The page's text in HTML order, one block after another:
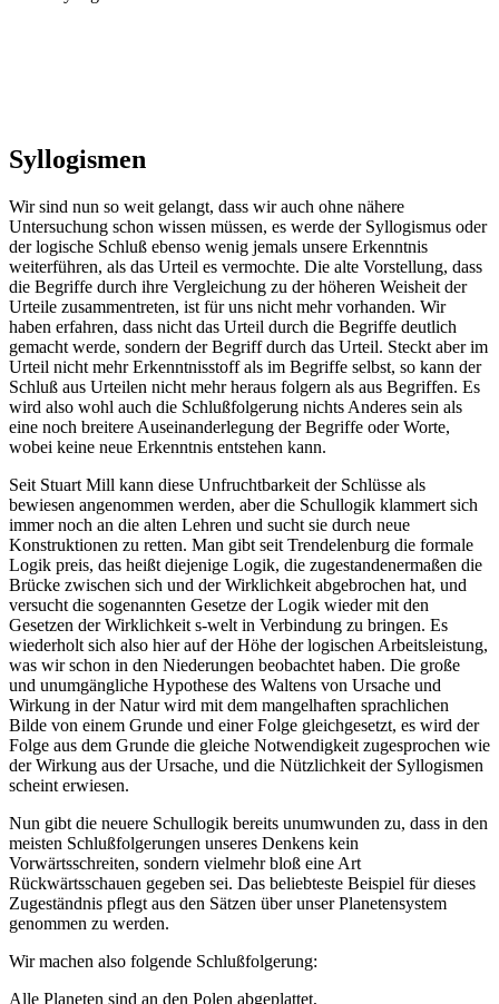
Syllogismen
Wir sind nun so weit gelangt, dass wir auch ohne nähere
Untersuchung schon wissen müssen, es werde der Syllogismus oder
der logische Schluß ebenso wenig jemals unsere Erkenntnis
weiterführen, als das Urteil es vermochte. Die alte Vorstellung, dass
die Begriffe durch ihre Vergleichung zu der höheren Weisheit der
Urteile zusammentreten, ist für uns nicht mehr vorhanden. Wir
haben erfahren, dass nicht das Urteil durch die Begriffe deutlich
gemacht werde, sondern der Begriff durch das Urteil. Steckt aber im
Urteil nicht mehr Erkenntnisstoff als im Begriffe selbst, so kann der
Schluß aus Urteilen nicht mehr heraus folgern als aus Begriffen. Es
wird also wohl auch die Schlußfolgerung nichts Anderes sein als
eine noch breitere Auseinanderlegung der Begriffe oder Worte,
wobei keine neue Erkenntnis entstehen kann.
Seit Stuart Mill kann diese Unfruchtbarkeit der Schlüsse als
bewiesen angenommen werden, aber die Schullogik klammert sich
immer noch an die alten Lehren und sucht sie durch neue
Konstruktionen zu retten. Man gibt seit Trendelenburg die formale
Logik preis, das heißt diejenige Logik, die zugestandenermaßen die
Brücke zwischen sich und der Wirklichkeit abgebrochen hat, und
versucht die sogenannten Gesetze der Logik wieder mit den
Gesetzen der Wirklichkeit s-welt in Verbindung zu bringen. Es
wiederholt sich also hier auf der Höhe der logischen Arbeitsleistung,
was wir schon in den Niederungen beobachtet haben. Die große
und unumgängliche Hypothese des Waltens von Ursache und
Wirkung in der Natur wird mit dem mangelhaften sprachlichen
Bilde von einem Grunde und einer Folge gleichgesetzt, es wird der
Folge aus dem Grunde die gleiche Notwendigkeit zugesprochen wie
der Wirkung aus der Ursache, und die Nützlichkeit der Syllogismen
scheint erwiesen.
Nun gibt die neuere Schullogik bereits unumwunden zu, dass in den
meisten Schlußfolgerungen unseres Denkens kein
Vorwärtsschreiten, sondern vielmehr bloß eine Art
Rückwärtsschauen gegeben sei. Das beliebteste Beispiel für dieses
Zugeständnis pflegt aus den Sätzen über unser Planetensystem
genommen zu werden.
Wir machen also folgende Schlußfolgerung:
Alle Planeten sind an den Polen abgeplattet,